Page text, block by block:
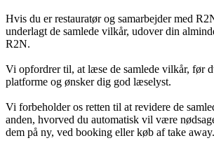
Hvis du er restauratør og samarbejder med
underlagt de samlede vilkår, udover din
R2N.
Vi opfordrer til, at læse de samlede vilkår, før
platforme og ønsker dig god læselyst.
Vi forbeholder os retten til at revidere de
anden, hvorved du automatisk vil være
dem på ny, ved booking eller køb af take away.